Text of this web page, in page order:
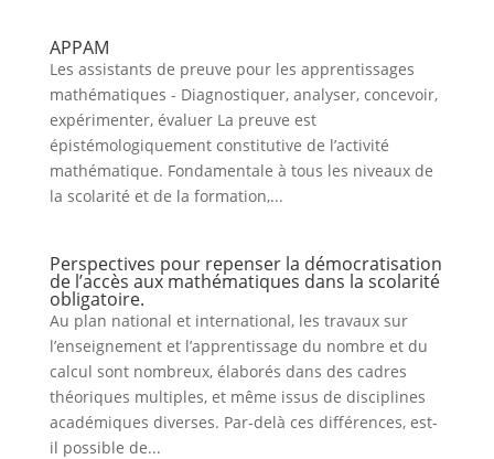
APPAM
Les assistants de preuve pour les apprentissages
mathématiques - Diagnostiquer, analyser, concevoir,
expérimenter, évaluer La preuve est
épistémologiquement constitutive de l’activité
mathématique. Fondamentale à tous les niveaux de
la scolarité et de la formation,...
Perspectives pour repenser la démocratisation
de l’accès aux mathématiques dans la scolarité
obligatoire.
Au plan national et international, les travaux sur
l’enseignement et l’apprentissage du nombre et du
calcul sont nombreux, élaborés dans des cadres
théoriques multiples, et même issus de disciplines
académiques diverses. Par-delà ces différences, est-
il possible de...